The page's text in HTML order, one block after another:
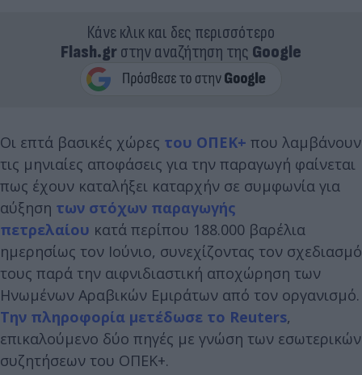
Κάνε κλικ και δες περισσότερο
Flash.grστην αναζήτηση της Google
Οι επτά βασικές χώρες του ΟΠΕΚ+ που λαμβάνουν
τις μηνιαίες αποφάσεις για την παραγωγή φαίνεται
πως έχουν καταλήξει καταρχήν σε συμφωνία για
αύξηση των στόχων παραγωγής
πετρελαίου κατά περίπου 188.000 βαρέλια
ημερησίως τον Ιούνιο, συνεχίζοντας τον σχεδιασμό
τους παρά την αιφνιδιαστική αποχώρηση των
Ηνωμένων Αραβικών Εμιράτων από τον οργανισμό.
Την πληροφορία μετέδωσε το Reuters,
επικαλούμενο δύο πηγές με γνώση των εσωτερικών
συζητήσεων του ΟΠΕΚ+.